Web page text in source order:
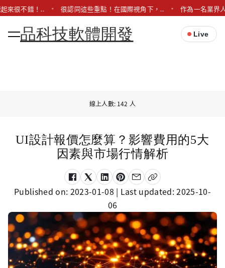
來很不錯！.. 很認同這些重點！在國際視角下，.. 作為一名業界
品科技軟體開發 Live
線上人數: 142 人
UI設計報價怎麼算？影響費用的5大
因素與市場行情解析
Published on: 2023-01-08 | Last updated:2025-10-
06